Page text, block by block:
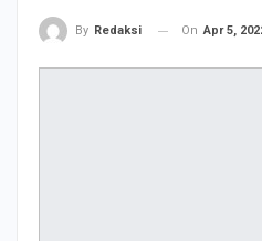
By Redaksi On Apr 5,